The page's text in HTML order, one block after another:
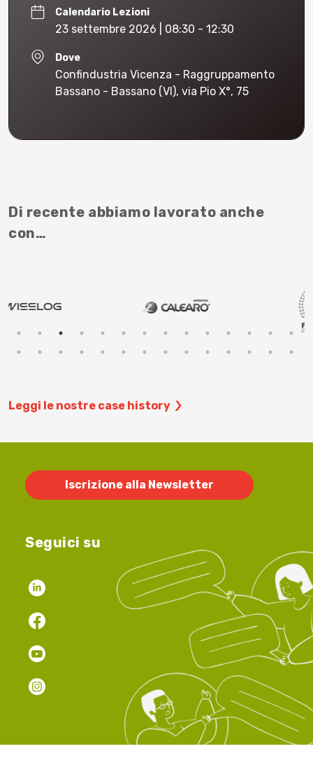
Calendario Lezioni
23 settembre 2026 | 08:30 - 12:30
Dove
Confindustria Vicenza - Raggruppamento
Bassano - Bassano (VI), via Pio X°, 75
Di recente abbiamo lavorato anche
con…
Leggi le nostre case history
Iscrizione alla Newsletter
Seguici su